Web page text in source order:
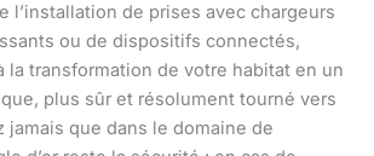
l’installation de prises avec chargeurs
ou de dispositifs connectés,
la transformation de votre habitat en un
plus sûr et résolument tourné vers
jamais que dans le domaine de